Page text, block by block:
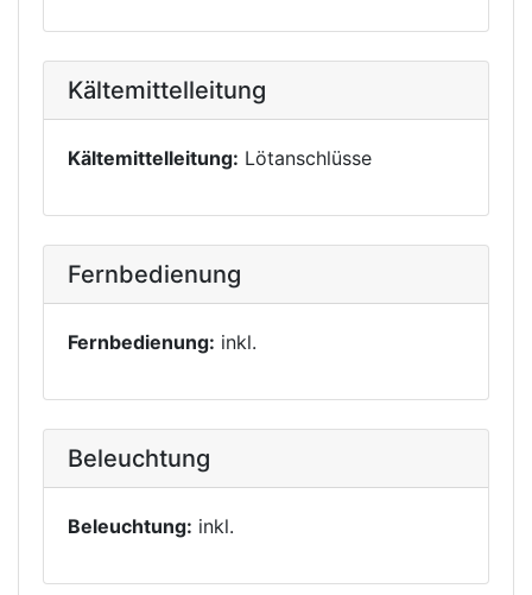
Kältemittelleitung
Kältemittelleitung: Lötanschlüsse
Fernbedienung
Fernbedienung: inkl.
Beleuchtung
Beleuchtung: inkl.